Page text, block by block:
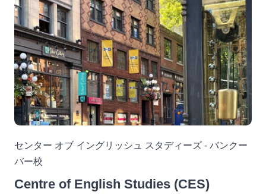
センター オブ イングリッシュ スタディーズ - バンクー
バー校
Centre of English Studies (CES)